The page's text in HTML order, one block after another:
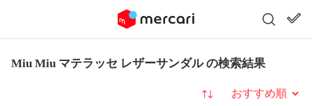
Miu Miu マテラッセ レザーサンダル の検索結果
並び替え